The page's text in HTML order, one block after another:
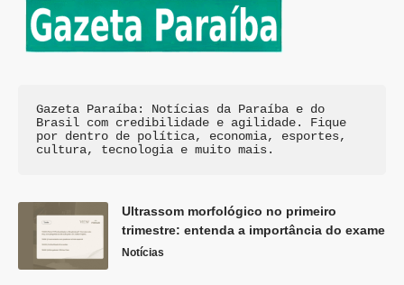
Gazeta Paraíba: Notícias da Paraíba e do
Brasil com credibilidade e agilidade. Fique
por dentro de política, economia, esportes,
cultura, tecnologia e muito mais.
Ultrassom morfológico no primeiro
trimestre: entenda a importância do exame
Notícias